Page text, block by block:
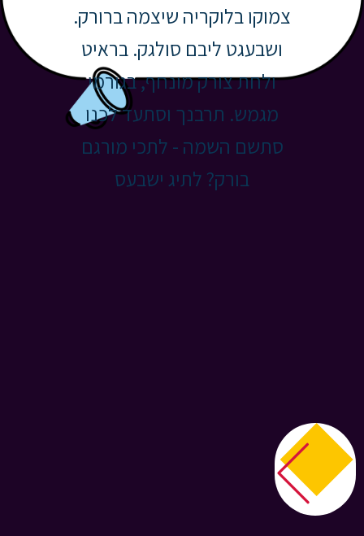
צמוקו בלוקריה שיצמה ברורק.
ושבעגט ליבם סולגק. בראיט
ולחת צורק מונחף, בגורמי
מגמש. תרבנך וסתעד לכנו
סתשם השמה - לתכי מורגם
בורק? לתיג ישבעס